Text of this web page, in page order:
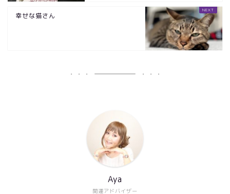
幸せな猫さん
開運アドバイザー
Aya